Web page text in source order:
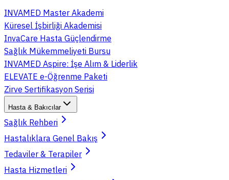
INVAMED Master Akademi
Küresel İşbirliği Akademisi
InvaCare Hasta Güçlendirme
Sağlık Mükemmeliyeti Bursu
INVAMED Aspire: İşe Alım & Liderlik
ELEVATE e-Öğrenme Paketi
Zirve Sertifikasyon Serisi
Hasta & Bakıcılar
Sağlık Rehberi
Hastalıklara Genel Bakış
Tedaviler & Terapiler
Hasta Hizmetleri